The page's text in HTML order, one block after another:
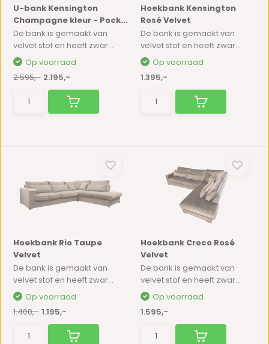
U-bank Kensington
Champagne kleur - Pock...
De bank is gemaakt van
velvet stof en heeft zwar...
Op voorraad
2.595,- 2.195,-
Hoekbank Kensington
Rosé Velvet
De bank is gemaakt van
velvet stof en heeft zwar...
Op voorraad
1.395,-
Hoekbank Rio Taupe
Velvet
De bank is gemaakt van
velvet stof en heeft zwar...
Op voorraad
1.400,- 1.195,-
Hoekbank Croco Rosé
Velvet
De bank is gemaakt van
velvet stof en heeft zwar...
Op voorraad
1.595,-